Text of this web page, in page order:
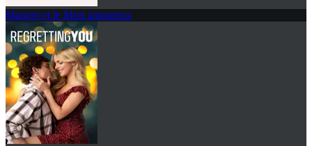
Maigret et le Mort amoureux